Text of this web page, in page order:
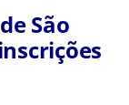
São